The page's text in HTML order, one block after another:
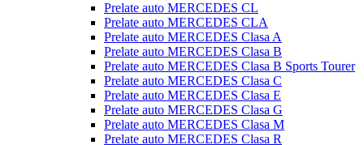
Prelate auto MERCEDES CL
Prelate auto MERCEDES CLA
Prelate auto MERCEDES Clasa A
Prelate auto MERCEDES Clasa B
Prelate auto MERCEDES Clasa B Sports Tourer
Prelate auto MERCEDES Clasa C
Prelate auto MERCEDES Clasa E
Prelate auto MERCEDES Clasa G
Prelate auto MERCEDES Clasa M
Prelate auto MERCEDES Clasa R